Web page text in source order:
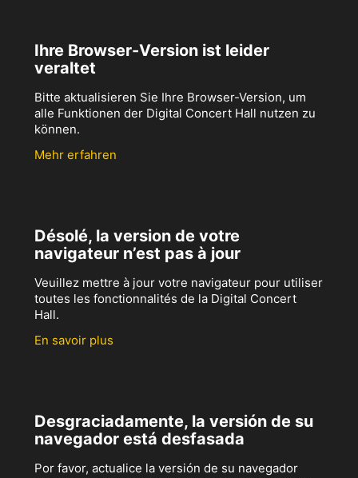
Ihre Browser-Version ist leider
veraltet
Bitte aktualisieren Sie Ihre Browser-Version, um
alle Funktionen der Digital Concert Hall nutzen zu
können.
Mehr erfahren
Désolé, la version de votre
navigateur n’est pas à jour
Veuillez mettre à jour votre navigateur pour utiliser
toutes les fonctionnalités de la Digital Concert
Hall.
En savoir plus
Desgraciadamente, la versión de su
navegador está desfasada
Por favor, actualice la versión de su navegador